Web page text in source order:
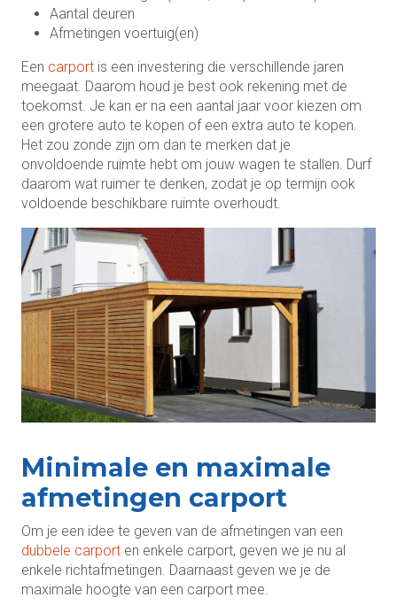
Aantal deuren
Afmetingen voertuig(en)
Een carport is een investering die verschillende jaren
meegaat. Daarom houd je best ook rekening met de
toekomst. Je kan er na een aantal jaar voor kiezen om
een grotere auto te kopen of een extra auto te kopen.
Het zou zonde zijn om dan te merken dat je
onvoldoende ruimte hebt om jouw wagen te stallen. Durf
daarom wat ruimer te denken, zodat je op termijn ook
voldoende beschikbare ruimte overhoudt.
Minimale en maximale
afmetingen carport
Om je een idee te geven van de afmetingen van een
dubbele carport en enkele carport, geven we je nu al
enkele richtafmetingen. Daarnaast geven we je de
maximale hoogte van een carport mee.